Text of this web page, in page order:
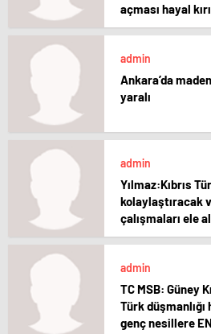
açması hayal
admin
Ankara’da
yaralı
admin
Yılmaz:Kıbrıs
kolaylaştıracak
çalışmaları ele
admin
TC MSB: Güney
Türk
genç nesillere